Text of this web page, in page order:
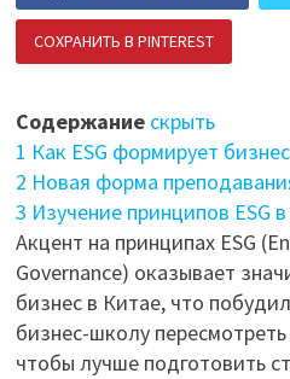
СОХРАНИТЬ В PINTEREST
Содержание скрыть
1 Как ESG формирует
2 Новая форма
3 Изучение принципов ESG
Акцент на принципах ESG
Governance) оказывает
бизнес в Китае, что
бизнес-школу
чтобы лучше подготовить